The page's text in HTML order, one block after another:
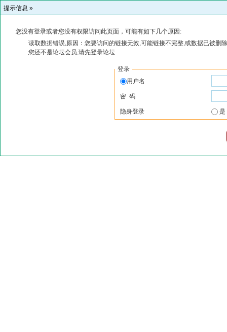
提示信息 »
您没有登录或者您没有权限访问此页面，可能有如下几个原因:
读取数据错误,原因：您要访问的链接无效,可能链接不完整,或数据已被删
您还不是论坛会员,请先登录论坛
登录
用户名
密 码
隐身登录